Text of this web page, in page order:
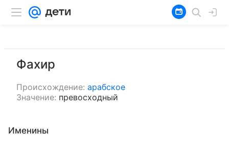
Фахир
Происхождение: арабское
Значение: превосходный
Именины